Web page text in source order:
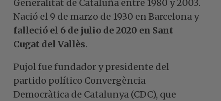
Generalitat de Cataluña entre 1980 y 2003.
Nació el 9 de marzo de 1930 en Barcelona y
falleció el 6 de julio de 2020 en Sant
Cugat del Vallès.
Pujol fue fundador y presidente del
partido político Convergència
Democràtica de Catalunya (CDC), que